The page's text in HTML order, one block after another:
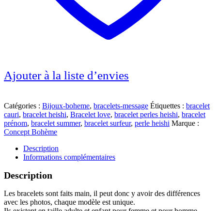
Ajouter à la liste d’envies
Catégories : Bijoux-boheme, bracelets-message Étiquettes : bracelet
cauri, bracelet heishi, Bracelet love, bracelet perles heishi, bracelet
prénom, bracelet summer, bracelet surfeur, perle heishi Marque :
Concept Bohème
Description
Informations complémentaires
Description
Les bracelets sont faits main, il peut donc y avoir des différences
avec les photos, chaque modèle est unique.